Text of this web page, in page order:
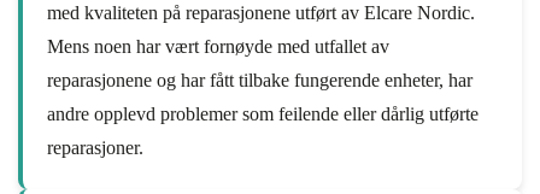
med kvaliteten på reparasjonene utført av Elcare Nordic.
Mens noen har vært fornøyde med utfallet av
reparasjonene og har fått tilbake fungerende enheter, har
andre opplevd problemer som feilende eller dårlig utførte
reparasjoner.